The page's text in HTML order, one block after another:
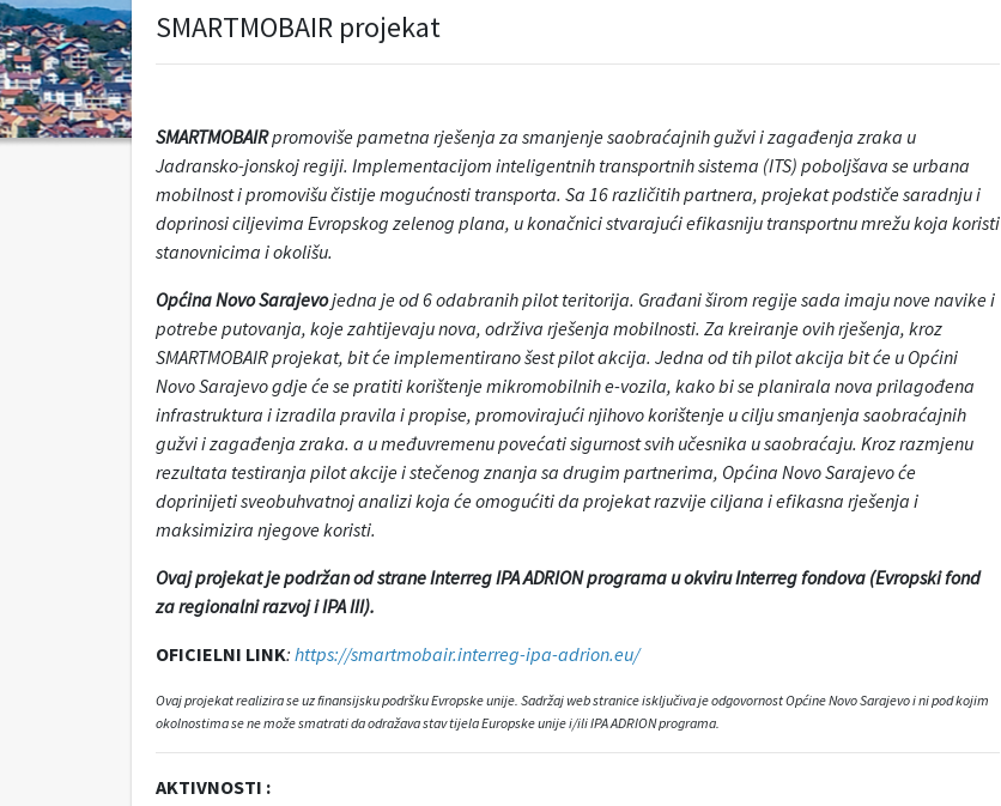
SMARTMOBAIR projekat
SMARTMOBAIRpromoviše pametna rješenja za smanjenje saobraćajnih gužvi i zagađenja zraka u
Jadransko-jonskoj regiji. Implementacijom inteligentnih transportnih sistema (ITS) poboljšava se urbana
mobilnost i promovišu čistije mogućnosti transporta. Sa 16 različitih partnera, projekat podstiče saradnju i
doprinosi ciljevima Evropskog zelenog plana, u konačnici stvarajući efikasniju transportnu mrežu koja koristi
stanovnicima i okolišu.
Općina Novo Sarajevojedna je od 6 odabranih pilot teritorija. Građani širom regije sada imaju nove navike i
potrebe putovanja, koje zahtijevaju nova, održiva rješenja mobilnosti. Za kreiranje ovih rješenja, kroz
SMARTMOBAIR projekat, bit će implementirano šest pilot akcija. Jedna od tih pilot akcija bit će u Općini
Novo Sarajevo gdje će se pratiti korištenje mikromobilnih e-vozila, kako bi se planirala nova prilagođena
infrastruktura i izradila pravila i propise, promovirajući njihovo korištenje u cilju smanjenja saobraćajnih
gužvi i zagađenja zraka. a u međuvremenu povećati sigurnost svih učesnika u saobraćaju. Kroz razmjenu
rezultata testiranja pilot akcije i stečenog znanja sa drugim partnerima, Općina Novo Sarajevo će
doprinijeti sveobuhvatnoj analizi koja će omogućiti da projekat razvije ciljana i efikasna rješenja i
maksimizira njegove koristi.
Ovaj projekat je podržan od strane Interreg IPA ADRION programa u okviru Interreg fondova (Evropski fond
za regionalni razvoj i IPA III).
OFICIELNI LINK: https://smartmobair.interreg-ipa-adrion.eu/
Ovaj projekat realizira se uz finansijsku podršku Evropske unije. Sadržaj web stranice isključiva je odgovornost Općine Novo Sarajevo i ni pod kojim
okolnostima se ne može smatrati da odražava stav tijela Europske unije i/ili IPA ADRION programa.
AKTIVNOSTI :